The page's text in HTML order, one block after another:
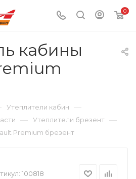
0
кабины
Утеплители кабин —
— Утеплители брезент —
Premium брезент
100818